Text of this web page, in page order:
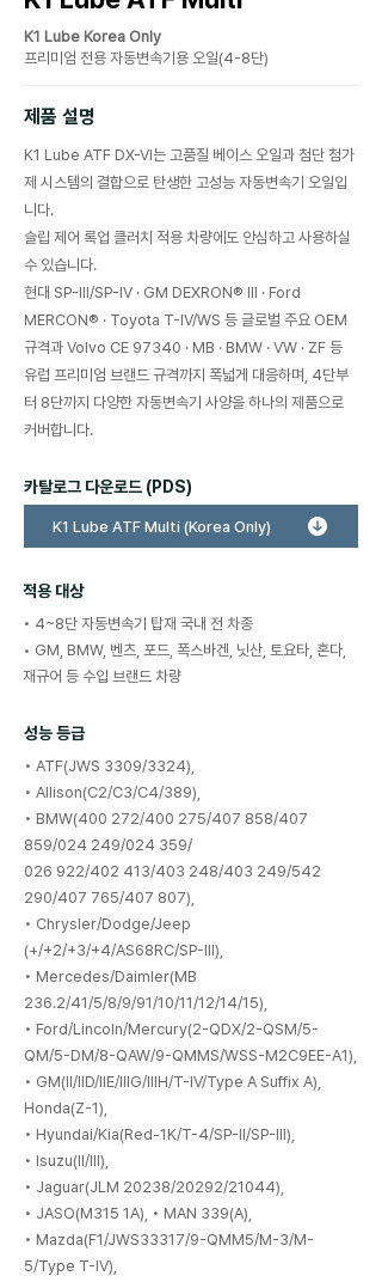
K1 Lube Korea Only
프리미엄 전용 자동변속기용 오일(4-8단)
​제품 설명
K1 Lube ATF DX-VI는 고품질 베이스 오일과 첨단 첨가
제 시스템의 결합으로 탄생한 고성능 자동변속기 오일입
니다.
슬립 제어 록업 클러치 적용 차량에도 안심하고 사용하실
수 있습니다.
현대 SP-III/SP-IV · GM DEXRON® III · Ford
MERCON® · Toyota T-IV/WS 등 글로벌 주요 OEM
규격과 Volvo CE 97340 · MB · BMW · VW · ZF 등
유럽 프리미엄 브랜드 규격까지 폭넓게 대응하며, 4단부
터 8단까지 다양한 자동변속기 사양을 하나의 제품으로
커버합니다.
​카탈로그 다운로드 (PDS)
K1 Lube ATF Multi (Korea Only)
적용 대상
• 4~8단 자동변속기 탑재 국내 전 차종
• GM, BMW, 벤츠, 포드, 폭스바겐, 닛산, 토요타, 혼다,
재규어 등 수입 브랜드 차량
성능 등급
• ATF(JWS 3309/3324),
• Allison(C2/C3/C4/389),
• BMW(400 272/400 275/407 858/407
859/024 249/024 359/
026 922/402 413/403 248/403 249/542
290/407 765/407 807),
• Chrysler/Dodge/Jeep
(+/+2/+3/+4/AS68RC/SP-III),
• Mercedes/Daimler(MB
236.2/41/5/8/9/91/10/11/12/14/15),
• Ford/Lincoln/Mercury(2-QDX/2-QSM/5-
QM/5-DM/8-QAW/9-QMMS/WSS-M2C9EE-A1),
• GM(II/IID/IIE/IIIG/IIIH/T-IV/Type A Suffix A),
Honda(Z-1),
• Hyundai/Kia(Red-1K/T-4/SP-II/SP-III),
• Isuzu(II/III),
• Jaguar(JLM 20238/20292/21044),
• JASO(M315 1A), • MAN 339(A),
• Mazda(F1/JWS33317/9-QMM5/M-3/M-
5/Type T-IV),